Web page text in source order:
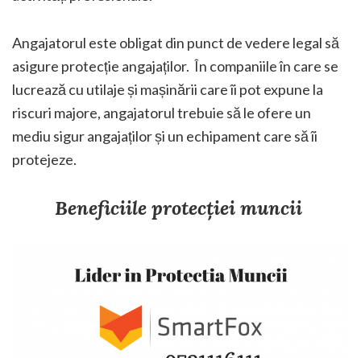
Angajatorul este obligat din punct de vedere legal să
asigure protecție angajaților. În companiile în care se
lucrează cu utilaje și mașinării care îi pot expune la
riscuri majore, angajatorul trebuie să le ofere un
mediu sigur angajaților și un echipament care să îi
protejeze.
Beneficiile protecției muncii